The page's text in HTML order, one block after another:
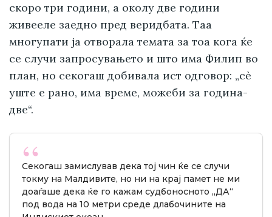
скоро три години, а околу две години
живееле заедно пред веридбата. Таа
многупати ја отворала темата за тоа кога ќе
се случи запросувањето и што има Филип во
план, но секогаш добивала ист одговор: „сè
уште е рано, има време, можеби за година-
две“.
Секогаш замислував дека тој чин ќе се случи
токму на Малдивите, но ни на крај памет не ми
доаѓаше дека ќе го кажам судбоносното „ДА“
под вода на 10 метри среде длабочините на